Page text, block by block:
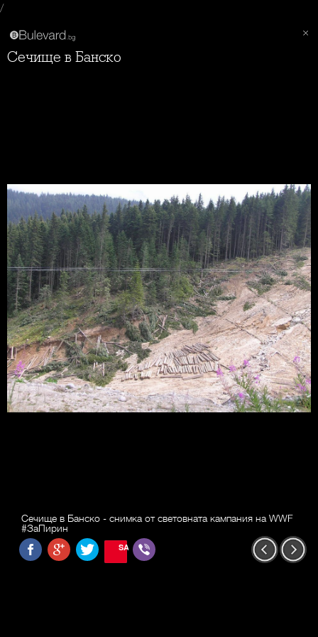
/
Сечище в Банско
Сечище в Банско - снимка от световната кампания на WWF
#ЗаПирин
SAVE